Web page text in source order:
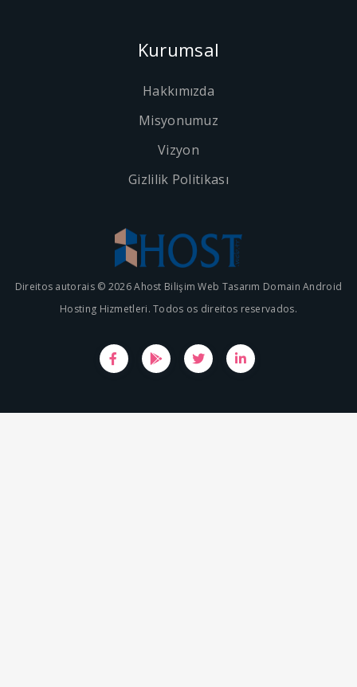
Kurumsal
Hakkımızda
Misyonumuz
Vizyon
Gizlilik Politikası
Direitos autorais © 2026 Ahost Bilişim Web Tasarım Domain Android
Hosting Hizmetleri. Todos os direitos reservados.